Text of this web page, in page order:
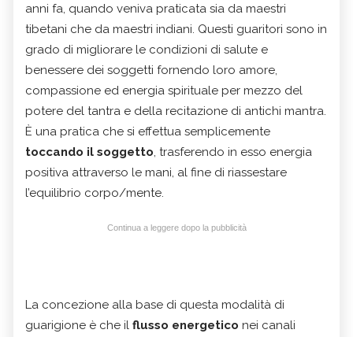
anni fa, quando veniva praticata sia da maestri
tibetani che da maestri indiani. Questi guaritori sono in
grado di migliorare le condizioni di salute e
benessere dei soggetti fornendo loro amore,
compassione ed energia spirituale per mezzo del
potere del tantra e della recitazione di antichi mantra.
È una pratica che si effettua semplicemente
toccando il soggetto, trasferendo in esso energia
positiva attraverso le mani, al fine di riassestare
l’equilibrio corpo/mente.
Continua a leggere dopo la pubblicità
La concezione alla base di questa modalità di
guarigione è che il flusso energetico nei canali